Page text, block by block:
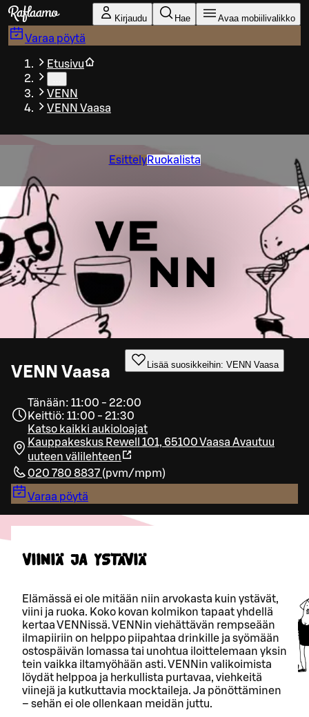
Siirry pääsisältöön
Kirjaudu Hae Avaa mobiilivalikko
Varaa pöytä
Etusivu
VENN
VENN Vaasa
EsittelyRuokalista
VENN Vaasa Lisää suosikkeihin: VENN Vaasa
Tänään: 11:00 - 22:00
Keittiö: 11:00 - 21:30
Katso kaikki aukioloajat
Kauppakeskus Rewell 101, 65100 Vaasa Avautuu
uuteen välilehteen
020 780 8837 (pvm/mpm)
Varaa pöytä
VIINIÄ JA YSTÄVIÄ
Elämässä ei ole mitään niin arvokasta kuin ystävät,
viini ja ruoka. Koko kovan kolmikon tapaat yhdellä
kertaa VENNissä. VENNin viehättävän rempseään
ilmapiiriin on helppo piipahtaa drinkille ja syömään
ostospäivän lomassa tai unohtua iloittelemaan yksin
tein vaikka iltamyöhään asti. VENNin valikoimista
löydät helppoa ja herkullista purtavaa, viehkeitä
viinejä ja kutkuttavia mocktaileja. Ja pönöttäminen
– sehän ei ole ollenkaan meidän juttu.